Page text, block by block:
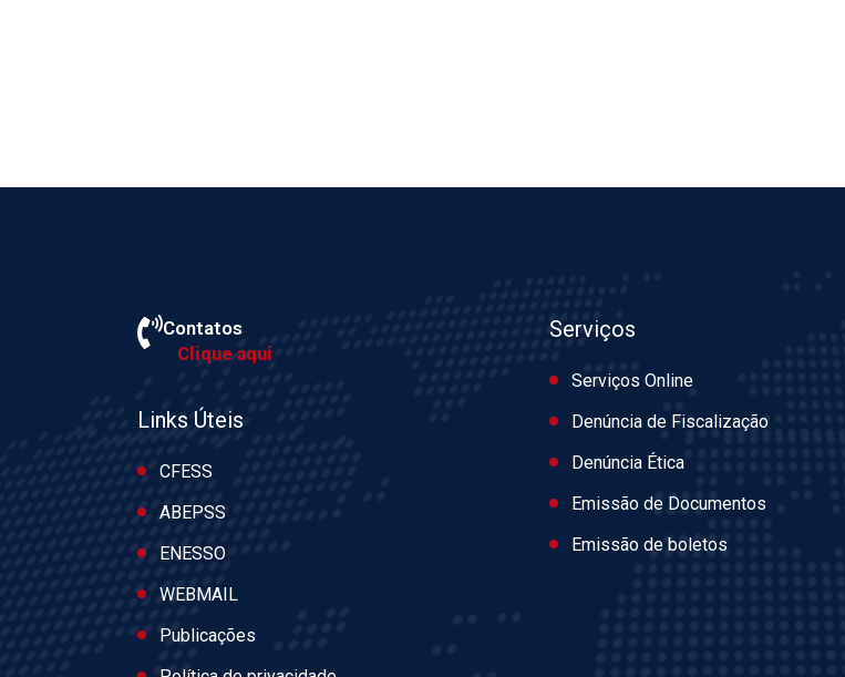
Contatos
Clique aqui
Links Úteis
CFESS
ABEPSS
ENESSO
WEBMAIL
Publicações
Serviços
Serviços Online
Denúncia de Fiscalização
Denúncia Ética
Emissão de Documentos
Emissão de boletos